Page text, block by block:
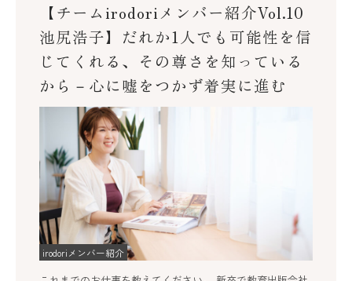
【チームirodoriメンバー紹介Vol.10
池尻浩子】だれか1人でも可能性を信
じてくれる、その尊さを知っている
から－心に嘘をつかず着実に進む
irodoriメンバー紹介